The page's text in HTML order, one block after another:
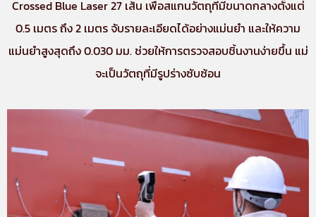
Crossed Blue Laser 27 เส้น เพื่อสแกนวัตถุที่มีขนาดกลางตั้งแต่
0.5 เมตร ถึง 2 เมตร จับรายละเอียดได้อย่างแม่นยำ และให้ความ
แม่นยำสูงสุดถึง 0.030 มม. ช่วยให้การตรวจสอบชิ้นงานง่ายขึ้น แม่
จะเป็นวัตถุที่มีรูปร่างซับซ้อน